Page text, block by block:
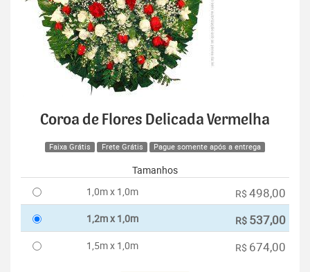
Coroa de Flores Delicada Vermelha
Faixa Grátis Frete Grátis Pague somente após a entrega
Tamanhos
1,0m x 1,0m
R$ 498,00
1,2m x 1,0m R$ 537,00
1,5m x 1,0m R$ 674,00